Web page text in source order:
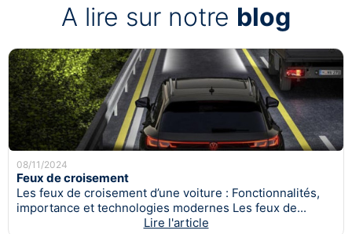
A lire sur notre blog
08/11/2024
Feux de croisement
Les feux de croisement d’une voiture : Fonctionnalités,
importance et technologies modernes Les feux de...
Lire l'article